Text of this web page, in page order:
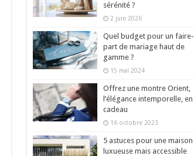
sérénité ?
2 juin 2026
Quel budget pour un faire-
part de mariage haut de
gamme ?
15 mai 2024
Offrez une montre Orient,
l’élégance intemporelle, en
cadeau
16 octobre 2023
5 astuces pour une maison
luxueuse mais accessible